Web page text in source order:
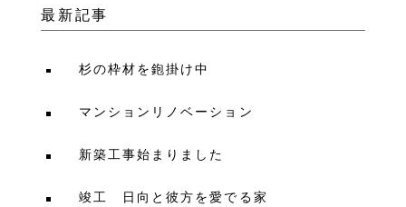
最新記事
杉の枠材を鉋掛け中
マンションリノベーション
新築工事始まりました
竣工 日向と彼方を愛でる家